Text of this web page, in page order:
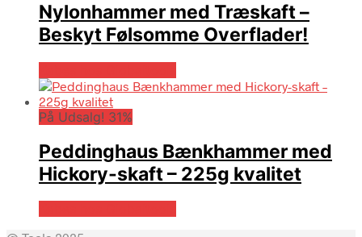
Nylonhammer med Træskaft –
Beskyt Følsomme Overflader!
På Udsalg! 31%
Peddinghaus Bænkhammer med
Hickory-skaft – 225g kvalitet